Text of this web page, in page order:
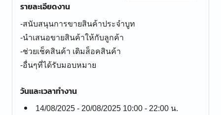
รายละเอียดงาน
-สนับสนุนการขายสินค้าประจำบูท
-นำเสนอขายสินค้าให้กับลูกค้า
-ช่วยเช็คสินค้า เติมส็อคสินค้า
-อื่นๆที่ได้รับมอบหมาย
วันและเวลาทำงาน
14/08/2025 - 20/08/2025 10:00 - 22:00 น.